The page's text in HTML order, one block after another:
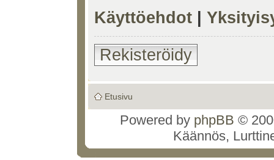
Käyttöehdot
Rekisteröidy
Etusivu
Powered by phpBB ©
Käännös,